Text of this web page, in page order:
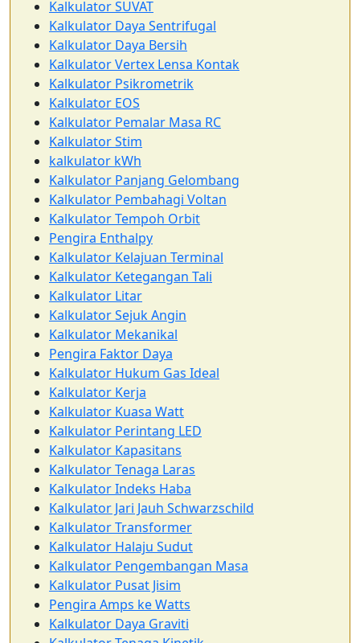
Kalkulator SUVAT
Kalkulator Daya Sentrifugal
Kalkulator Daya Bersih
Kalkulator Vertex Lensa Kontak
Kalkulator Psikrometrik
Kalkulator EOS
Kalkulator Pemalar Masa RC
Kalkulator Stim
kalkulator kWh
Kalkulator Panjang Gelombang
Kalkulator Pembahagi Voltan
Kalkulator Tempoh Orbit
Pengira Enthalpy
Kalkulator Kelajuan Terminal
Kalkulator Ketegangan Tali
Kalkulator Litar
Kalkulator Sejuk Angin
Kalkulator Mekanikal
Pengira Faktor Daya
Kalkulator Hukum Gas Ideal
Kalkulator Kerja
Kalkulator Kuasa Watt
Kalkulator Perintang LED
Kalkulator Kapasitans
Kalkulator Tenaga Laras
Kalkulator Indeks Haba
Kalkulator Jari Jauh Schwarzschild
Kalkulator Transformer
Kalkulator Halaju Sudut
Kalkulator Pengembangan Masa
Kalkulator Pusat Jisim
Pengira Amps ke Watts
Kalkulator Daya Graviti